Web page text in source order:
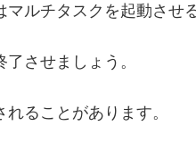
ルチタスクを起動させ
させましょう。
ることがあります。